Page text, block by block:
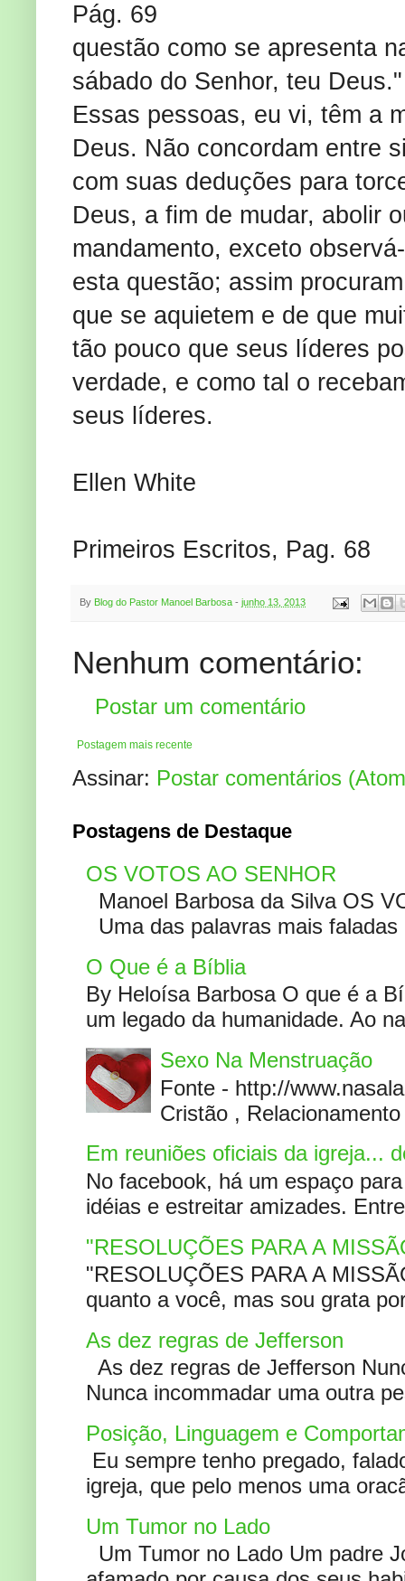
Pág. 69
questão como se apresenta
sábado do Senhor, teu
Essas pessoas, eu vi, têm a
Deus. Não concordam entre
com suas deduções para
Deus, a fim de mudar, abolir
mandamento, exceto
esta questão; assim
que se aquietem e de que
tão pouco que seus líderes
verdade, e como tal o
seus líderes.
Ellen White
Primeiros Escritos, Pag. 68
By Blog do Pastor Manoel Barbosa - junho 13, 2013
Nenhum comentário:
Postar um comentário
Postagem mais recente
Assinar: Postar comentários
Postagens de Destaque
OS VOTOS AO SENHOR
Manoel Barbosa da Silva OS
Uma das palavras mais
O Que é a Bíblia
By Heloísa Barbosa O que é a
um legado da humanidade. Ao
Sexo Na Menstruação
Fonte - http://
Cristão ,
Em reuniões oficiais da igreja...
No facebook, há um espaço
idéias e estreitar amizades.
"RESOLUÇÕES PARA A
"RESOLUÇÕES PARA A
quanto a você, mas sou grata
As dez regras de Jefferson
As dez regras de Jefferson
Nunca incommadar uma outra
Posição, Linguagem e
Eu sempre tenho pregado,
igreja, que pelo menos uma
Um Tumor no Lado
Um Tumor no Lado Um padre